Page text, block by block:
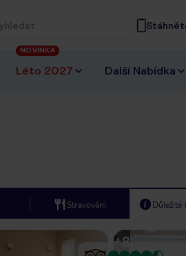
frazę, której szukasz
Léto 2027
NOVINKA
Další Nabídka
Stravování Důležité
+8